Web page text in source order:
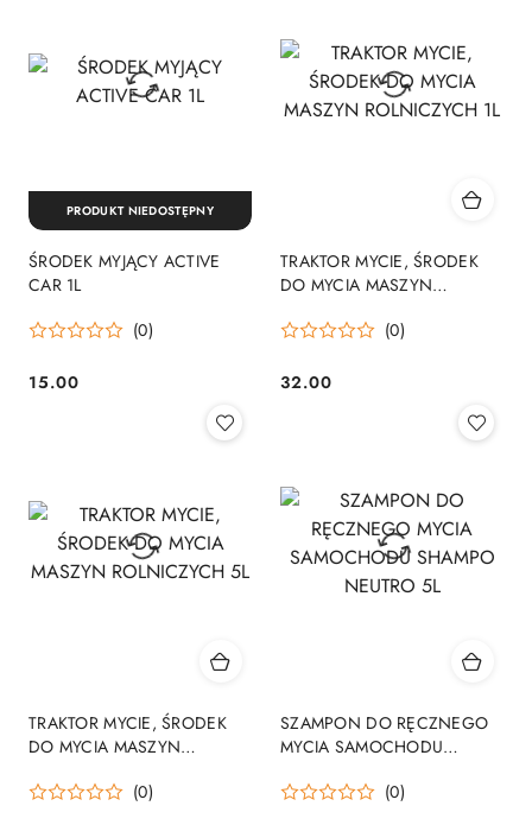
ŚRODEK MYJĄCY ACTIVE
CAR 1L
(0)
Cena:
15.00
PRODUKT NIEDOSTĘPNY
TRAKTOR MYCIE, ŚRODEK
DO MYCIA MASZYN
(0)
Cena:
32.00
TRAKTOR MYCIE, ŚRODEK
DO MYCIA MASZYN
(0)
SZAMPON DO RĘCZNEGO
MYCIA SAMOCHODU
(0)